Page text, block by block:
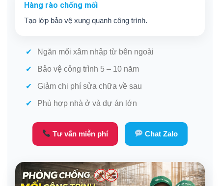
Hàng rào chống mối
Tạo lớp bảo vệ xung quanh công trình.
Ngăn mối xâm nhập từ bên ngoài
Bảo vệ công trình 5 – 10 năm
Giảm chi phí sửa chữa về sau
Phù hợp nhà ở và dự án lớn
Tư vấn miễn phí Chat Zalo